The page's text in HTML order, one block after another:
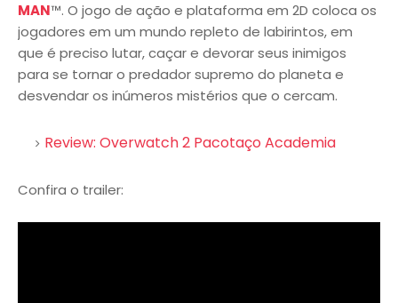
MAN™. O jogo de ação e plataforma em 2D coloca os
jogadores em um mundo repleto de labirintos, em
que é preciso lutar, caçar e devorar seus inimigos
para se tornar o predador supremo do planeta e
desvendar os inúmeros mistérios que o cercam.
Review: Overwatch 2 Pacotaço Academia
Confira o trailer: